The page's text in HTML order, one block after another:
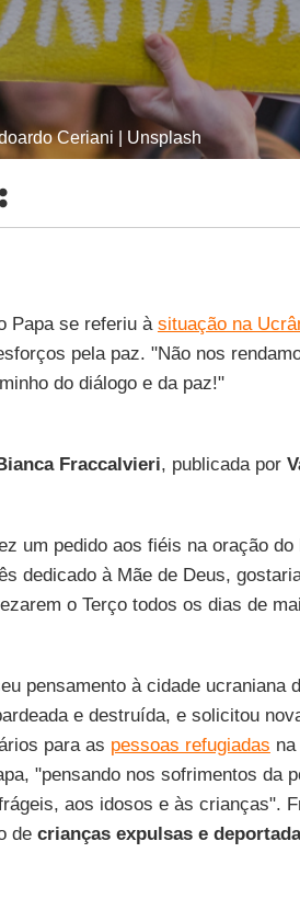
Ceriani | Unsplash
Papa se referiu à situação na
pela paz. "Não nos
do diálogo e da paz!"
Fraccalvieri, publicada por
um pedido aos fiéis na oração do
dedicado à Mãe de Deus,
o Terço todos os dias de
pensamento à cidade ucraniana
e destruída, e solicitou
para as pessoas refugiadas
"pensando nos sofrimentos da
aos idosos e às crianças".
de crianças expulsas e